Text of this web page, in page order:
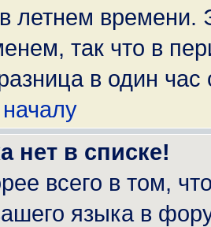
летнем времени.
так что в
в один
нет в списке!
всего в том,
языка в